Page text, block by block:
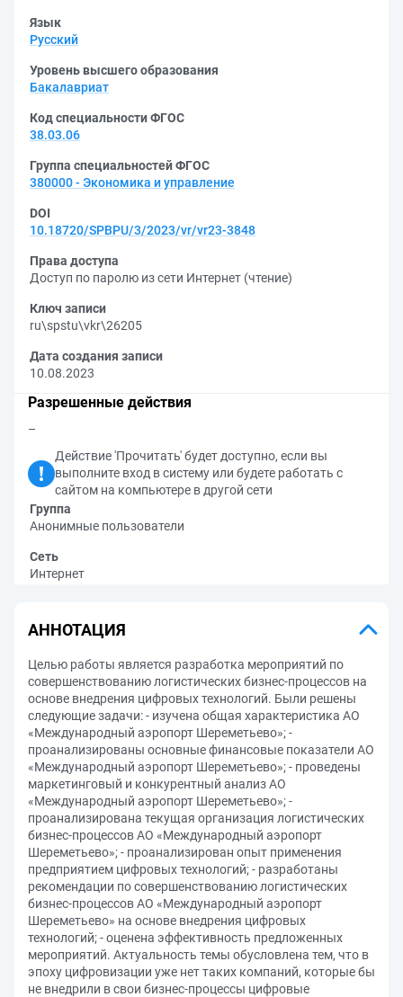
Язык
Русский
Уровень высшего образования
Бакалавриат
Код специальности ФГОС
38.03.06
Группа специальностей ФГОС
380000 - Экономика и управление
DOI
10.18720/SPBPU/3/2023/vr/vr23-3848
Права доступа
Доступ по паролю из сети Интернет (чтение)
Ключ записи
ru\spstu\vkr\26205
Дата создания записи
10.08.2023
Разрешенные действия
–
Действие 'Прочитать' будет доступно, если вы
выполните вход в систему или будете работать с
сайтом на компьютере в другой сети
Группа
Анонимные пользователи
Сеть
Интернет
АННОТАЦИЯ
Целью работы является разработка мероприятий по
совершенствованию логистических бизнес-процессов на
основе внедрения цифровых технологий. Были решены
следующие задачи: - изучена общая характеристика АО
«Международный аэропорт Шереметьево»; -
проанализированы основные финансовые показатели АО
«Международный аэропорт Шереметьево»; - проведены
маркетинговый и конкурентный анализ АО
«Международный аэропорт Шереметьево»; -
проанализирована текущая организация логистических
бизнес-процессов АО «Международный аэропорт
Шереметьево»; - проанализирован опыт применения
предприятием цифровых технологий; - разработаны
рекомендации по совершенствованию логистических
бизнес-процессов АО «Международный аэропорт
Шереметьево» на основе внедрения цифровых
технологий; - оценена эффективность предложенных
мероприятий. Актуальность темы обусловлена тем, что в
эпоху цифровизации уже нет таких компаний, которые бы
не внедрили в свои бизнес-процессы цифровые